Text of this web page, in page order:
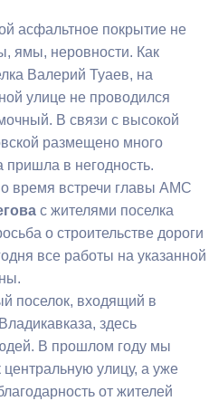
асфальтное покрытие не
ямы, неровности. Как
Валерий Туаев, на
улице не проводился
В связи с высокой
размещено много
пришла в негодность.
время встречи главы АМС
с жителями поселка
о строительстве дороги
все работы на указанной
поселок, входящий в
здесь
В прошлом году мы
улицу, а уже
от жителей